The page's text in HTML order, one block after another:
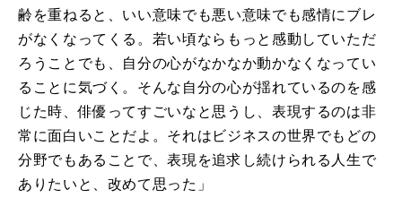
齢を重ねると、いい意味でも悪い意味でも感情にブレ
がなくなってくる。若い頃ならもっと感動していただ
ろうことでも、自分の心がなかなか動かなくなってい
ることに気づく。そんな自分の心が揺れているのを感
じた時、俳優ってすごいなと思うし、表現するのは非
常に面白いことだよ。それはビジネスの世界でもどの
分野でもあることで、表現を追求し続けられる人生で
ありたいと、改めて思った」